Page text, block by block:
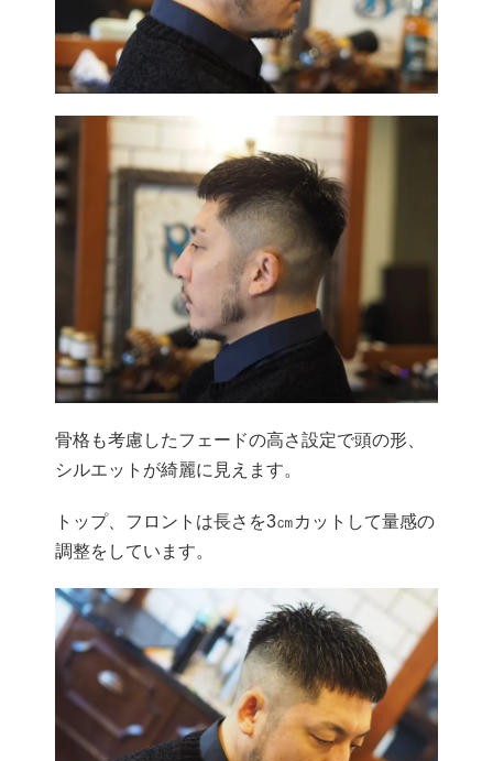
骨格も考慮したフェードの高さ設定で頭の形、
シルエットが綺麗に見えます。
トップ、フロントは長さを3㎝カットして量感の
調整をしています。